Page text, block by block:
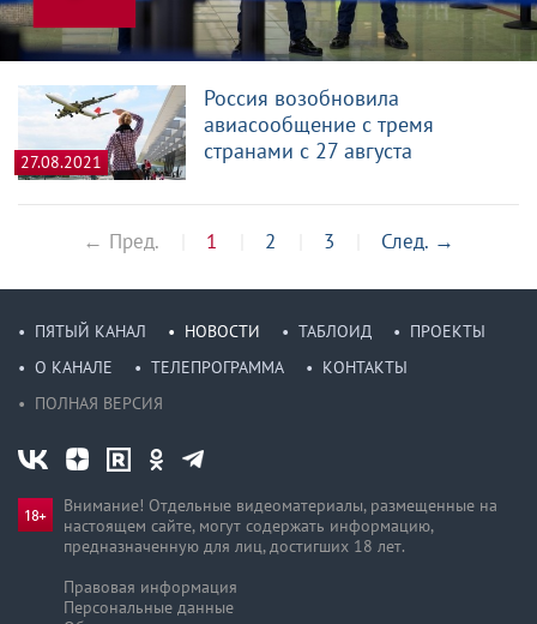
27.08.2021
Россия возобновила
авиасообщение с тремя
странами с 27 августа
← Пред. 1 2 3 След. →
ПЯТЫЙ КАНАЛ НОВОСТИ ТАБЛОИД
ПРОЕКТЫ
О КАНАЛЕ
ТЕЛЕПРОГРАММА
КОНТАКТЫ
ПОЛНАЯ ВЕРСИЯ
Внимание! Отдельные видеоматериалы, размещенные на
настоящем сайте, могут содержать информацию,
предназначен­ную для лиц, достигших 18 лет.
Правовая информация
Персональные данные